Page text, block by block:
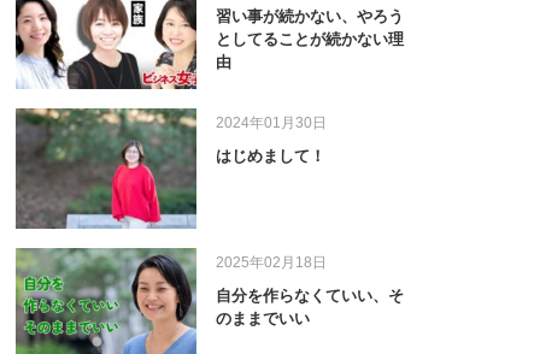
習い事が続かない、やろう
としてることが続かない理
由
2024年01月30日
はじめまして！
2025年02月18日
自分を作らなくていい、そ
のままでいい